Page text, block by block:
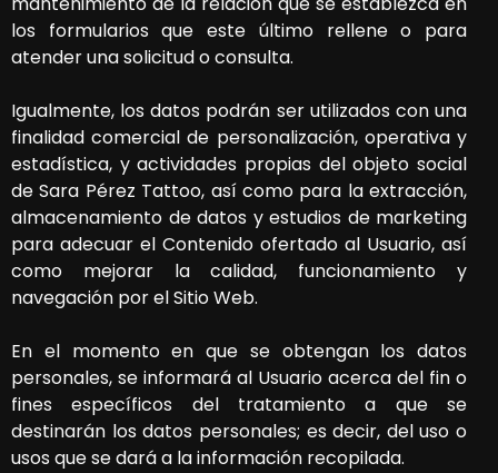
los formularios que este último rellene o para
atender una solicitud o consulta.
Igualmente, los datos podrán ser utilizados con una
finalidad comercial de personalización, operativa y
estadística, y actividades propias del objeto social
deSara Pérez Tattoo, así como para la extracción,
almacenamiento de datos y estudios de marketing
para adecuar el Contenido ofertado al Usuario, así
como mejorar la calidad, funcionamiento y
navegación por el Sitio Web.
En el momento en que se obtengan los datos
personales, se informará al Usuario acerca del fin o
fines específicos del tratamiento a que se
destinarán los datos personales; es decir, del uso o
usos que se dará a la información recopilada.